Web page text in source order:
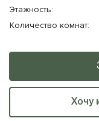
Этажность:
Количество комнат:
Хочу